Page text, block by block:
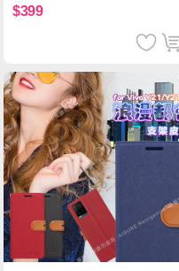
$399